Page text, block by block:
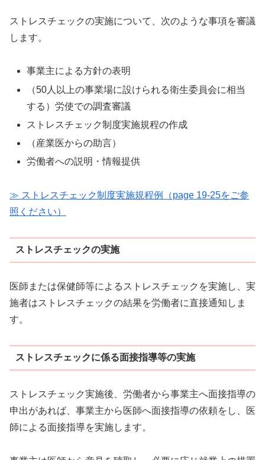
ストレスチェックの実施について、次のような事項を審議
します。
事業主による方針の表明
（50人以上の事業場に設けられる衛生委員会に相当
する）労使での調査審議
ストレスチェック制度実施規程の作成
（産業医からの助言）
労働者への説明・情報提供
≫ ストレスチェック制度実施規程例（page 19-25をご参
照ください）
ストレスチェックの実施
医師または保健師等によるストレスチェックを実施し、実
施者はストレスチェックの結果を労働者に直接通知しま
す。
ストレスチェックに係る面接指導等の実施
ストレスチェック実施後、労働者から事業主へ面接指導の
申出があれば、事業主から医師へ面接指導の依頼をし、医
師による面接指導を実施します。